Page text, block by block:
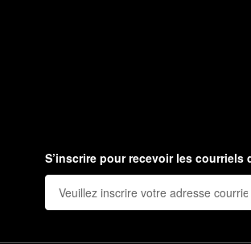
S’inscrire pour recevoir les courriels